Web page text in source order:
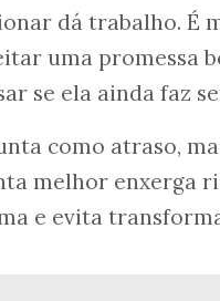
dá trabalho. É
uma promessa
se ela ainda faz
como atraso,
melhor enxerga
e evita